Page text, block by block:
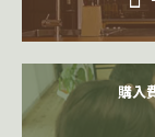
購入